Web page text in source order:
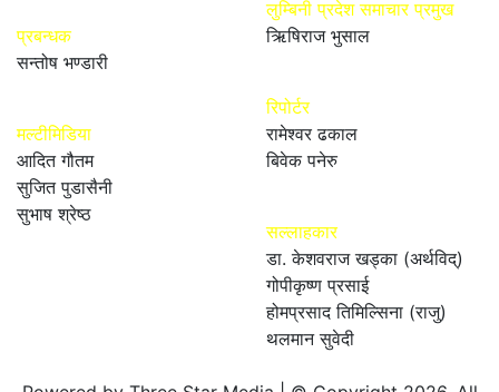
प्रबन्धक
सन्तोष भण्डारी
मल्टीमिडिया
आदित गौतम
सुजित पुडासैनी
सुभाष श्रेष्ठ
लुम्बिनी प्रदेश समाचार प्रमुख
ऋिषिराज भुसाल
रिपोर्टर
रामेश्वर ढकाल
बिवेक पनेरु
सल्लाहकार
डा. केशवराज खड्का (अर्थविद्)
गोपीकृष्ण प्रसाई
होमप्रसाद तिमिल्सिना (राजु)
थलमान सुवेदी